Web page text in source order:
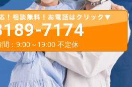
7174
間：9:00～19:00 不定休